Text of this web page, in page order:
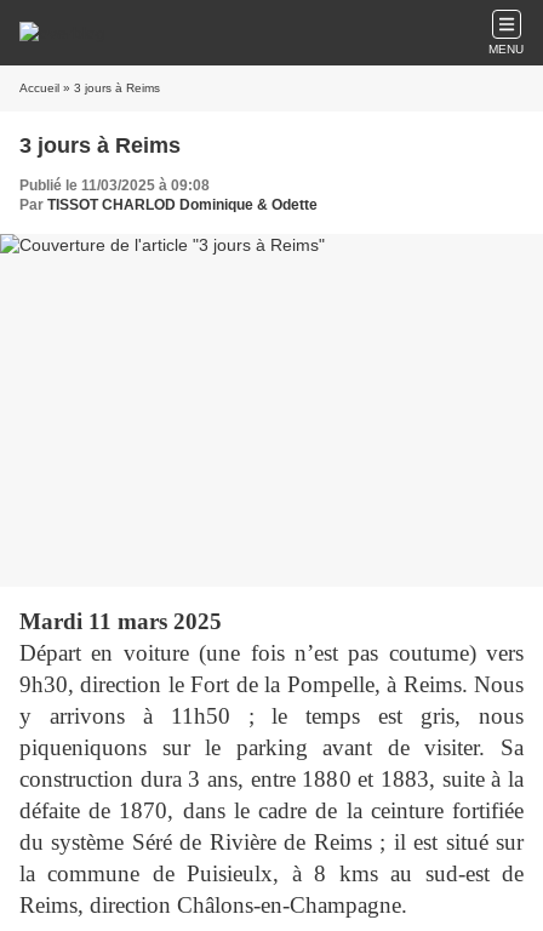
MENU
Accueil » 3 jours à Reims
3 jours à Reims
Publié le 11/03/2025 à 09:08
Par TISSOT CHARLOD Dominique & Odette
Mardi 11 mars 2025
Départ en voiture (une fois n’est pas coutume) vers
9h30, direction le Fort de la Pompelle, à Reims. Nous
y arrivons à 11h50 ; le temps est gris, nous
piqueniquons sur le parking avant de visiter. Sa
construction dura 3 ans, entre 1880 et 1883, suite à la
défaite de 1870, dans le cadre de la ceinture fortifiée
du système Séré de Rivière de Reims ; il est situé sur
la commune de Puisieulx, à 8 kms au sud-est de
Reims, direction Châlons-en-Champagne.